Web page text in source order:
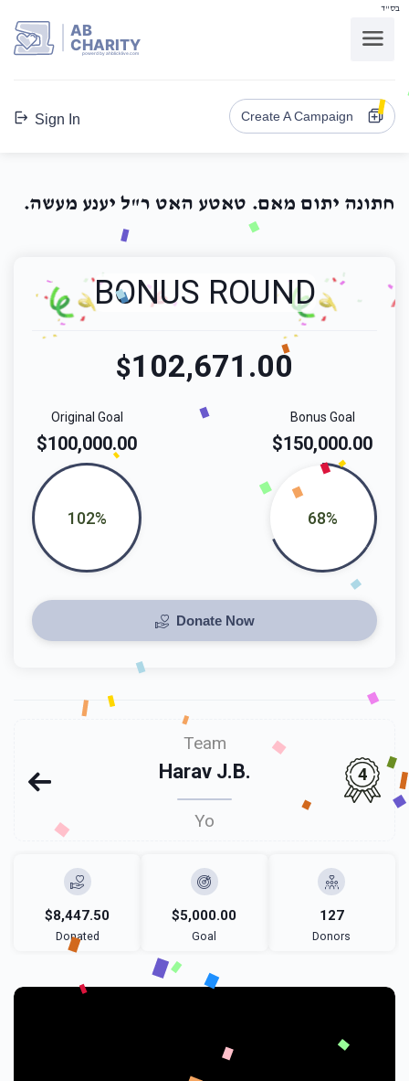
בס"ד
AB
CHARITY
powerd by ahblicklive.com
Sign In Create A Campaign
חתונה יתום מאם. טאטע האט ר"ל יענע מעשה.
BONUS ROUND
$102,671.00
Bonus Goal
$150,000.00
68%
Original Goal
$100,000.00
102%
Donate Now
Team
Harav J.B.
Yo
4
$8,447.50
Donated
$5,000.00
Goal
127
Donors